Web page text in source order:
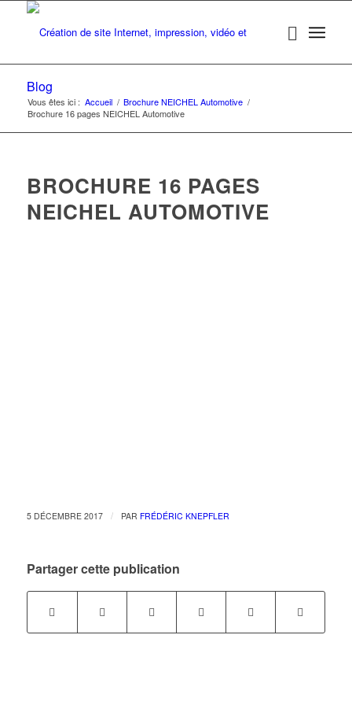
Blog
Vous êtes ici : Accueil / Brochure NEICHEL Automotive /
Brochure 16 pages NEICHEL Automotive
BROCHURE 16 PAGES
NEICHEL AUTOMOTIVE
5 DÉCEMBRE 2017 / PAR FRÉDÉRIC KNEPFLER
Partager cette publication